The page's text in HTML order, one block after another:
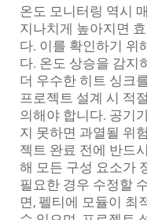
온도 모니터링 역시
지나치게 높아지면
다. 이를 확인하기 위
다. 온도 상승을 감지
더 우수한 히트 싱크
프로젝트 설계 시 적
의해야 합니다. 공기
지 못하면 과열될 위
젝트 완료 전에 반드
해 모든 구성 요소가
필요한 경우 수정할
면, 펠티에 모듈이 최